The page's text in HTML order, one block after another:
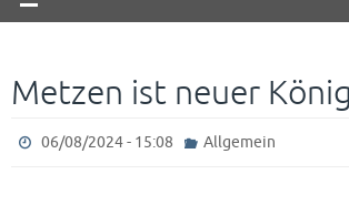
Metzen ist neuer König
06/08/2024 - 15:08 Allgemein